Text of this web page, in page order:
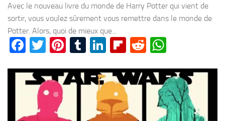
Avec le nouveau livre du monde de Harry Potter qui vient de
sortir, vous voulez sûrement vous remettre dans le monde de
Potter. Alors, quoi de mieux que...
Facebook
Twitter
Pinterest
Tumblr
LinkedIn
Flipboard
Reddit